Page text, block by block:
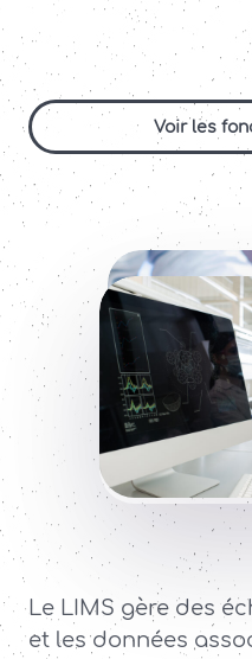
Voir les
Le LIMS gère des
et les données